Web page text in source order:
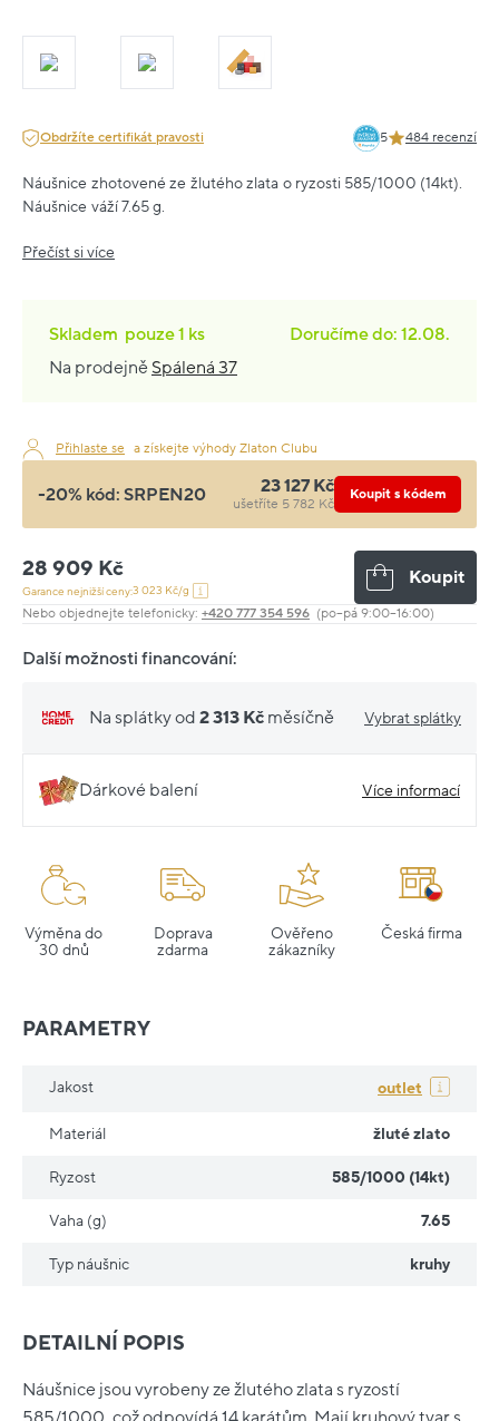
Obdržíte certifikát pravosti 5 484 recenzí
Náušnice zhotovené ze žlutého zlata o ryzosti 585/1000 (14kt).
Náušnice váží 7.65 g.
Přečíst si více
Skladem pouze1 ks
Doručíme do: 12.08.
Na prodejně Spálená 37
Přihlaste se a získejte výhody Zlaton Clubu
-20% kód: SRPEN20 23 127 Kč
ušetříte 5 782 Kč
Koupit s kódem
28 909 Kč
Garance nejnižší ceny:3 023 Kč/g
Koupit
Nebo objednejte telefonicky: +420 777 354 596 (po–pá 9:00–16:00)
Další možnosti financování:
Na splátky od 2 313 Kč měsíčně Vybrat splátky
Dárkové balení Více informací
Výměna do
30 dnů
Doprava
zdarma
Ověřeno
zákazníky
Česká firma
DETAILNÍ POPIS
Náušnice jsou vyrobeny ze žlutého zlata s ryzostí
PARAMETRY
Jakost outlet
Materiál žluté zlato
Ryzost 585/1000 (14kt)
Vaha (g) 7.65
Typ náušnic kruhy